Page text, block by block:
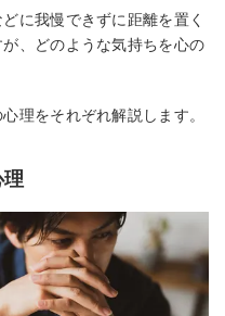
に我慢できずに距離を置く
、どのような気持ちを心の
理をそれぞれ解説します。